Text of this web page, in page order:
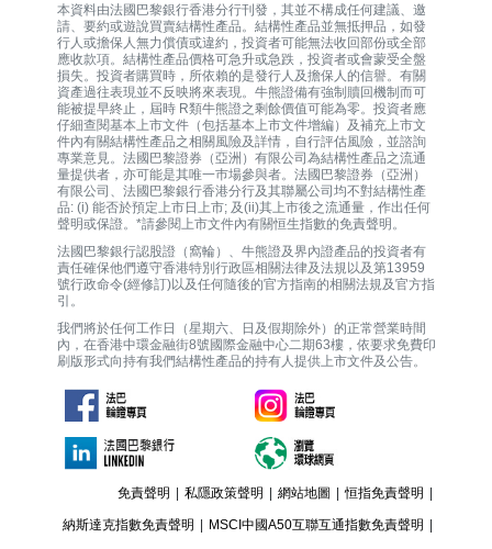
本資料由法國巴黎銀行香港分行刊發，其並不構成任何建議、邀
請、要約或遊說買賣結構性產品。結構性產品並無抵押品，如發
行人或擔保人無力償債或違約，投資者可能無法收回部份或全部
應收款項。結構性產品價格可急升或急跌，投資者或會蒙受全盤
損失。投資者購買時，所依賴的是發行人及擔保人的信譽。有關
資產過往表現並不反映將來表現。牛熊證備有強制贖回機制而可
能被提早終止，屆時 R類牛熊證之剩餘價值可能為零。投資者應
仔細查閱基本上市文件（包括基本上市文件增編）及補充上市文
件內有關結構性產品之相關風險及詳情，自行評估風險，並諮詢
專業意見。法國巴黎證券（亞洲）有限公司為結構性產品之流通
量提供者，亦可能是其唯一巿場參與者。法國巴黎證券（亞洲）
有限公司、法國巴黎銀行香港分行及其聯屬公司均不對結構性產
品: (i) 能否於預定上市日上市; 及(ii)其上市後之流通量，作出任何
聲明或保證。*請參閱上市文件內有關恒生指數的免責聲明。
法國巴黎銀行認股證（窩輪）、牛熊證及界內證產品的投資者有
責任確保他們遵守香港特別行政區相關法律及法規以及第13959
號行政命令(經修訂)以及任何隨後的官方指南的相關法規及官方指
引。
我們將於任何工作日（星期六、日及假期除外）的正常營業時間
內，在香港中環金融街8號國際金融中心二期63樓，依要求免費印
刷版形式向持有我們結構性產品的持有人提供上市文件及公告。
免責聲明 | 私隱政策聲明 | 網站地圖 | 恒指免責聲明 |
納斯達克指數免責聲明 | MSCI中國A50互聯互通指數免責聲明 |